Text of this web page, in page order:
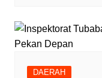
DAERAH